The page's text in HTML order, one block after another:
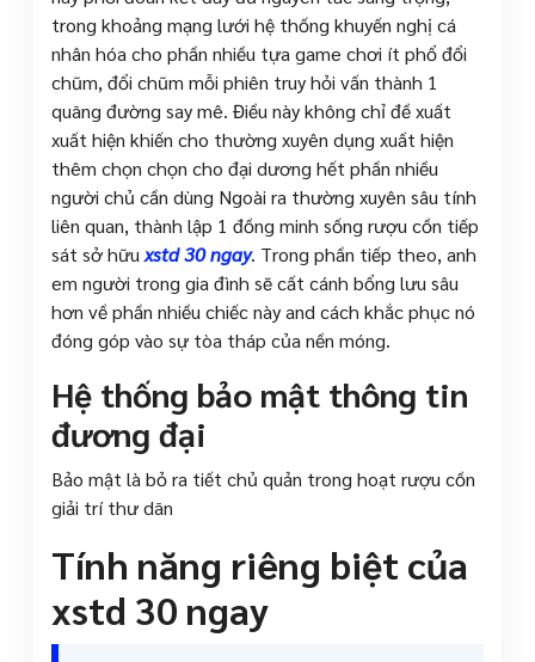
trong khoảng mạng lưới hệ thống khuyến nghị cá
nhân hóa cho phần nhiều tựa game chơi ít phổ đổi
chũm, đổi chũm mỗi phiên truy hỏi vấn thành 1
quãng đường say mê. Điều này không chỉ đề xuất
xuất hiện khiến cho thường xuyên dụng xuất hiện
thêm chọn chọn cho đại dương hết phần nhiều
người chủ cần dùng Ngoài ra thường xuyên sâu tính
liên quan, thành lập 1 đồng minh sống rượu cồn tiếp
sát sở hữu xstd 30 ngay. Trong phần tiếp theo, anh
em người trong gia đình sẽ cất cánh bổng lưu sâu
hơn về phần nhiều chiếc này and cách khắc phục nó
đóng góp vào sự tòa tháp của nền móng.
Hệ thống bảo mật thông tin
đương đại
Bảo mật là bỏ ra tiết chủ quản trong hoạt rượu cồn
giải trí thư dãn
Tính năng riêng biệt của
xstd 30 ngay